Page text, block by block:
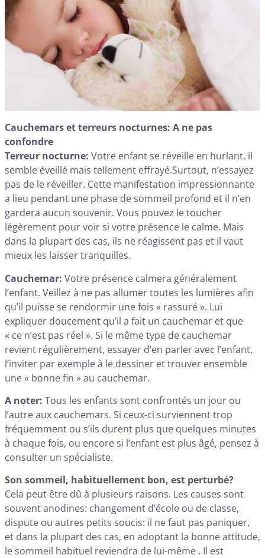
Cauchemars et terreurs nocturnes: A ne pas
confondre
Terreur nocturne: Votre enfant se réveille en hurlant, il
semble éveillé mais tellement effrayé.Surtout, n’essayez
pas de le réveiller. Cette manifestation impressionnante
a lieu pendant une phase de sommeil profond et il n’en
gardera aucun souvenir. Vous pouvez le toucher
légèrement pour voir si votre présence le calme. Mais
dans la plupart des cas, ils ne réagissent pas et il vaut
mieux les laisser tranquilles.
Cauchemar: Votre présence calmera généralement
l’enfant. Veillez à ne pas allumer toutes les lumières afin
qu’il puisse se rendormir une fois « rassuré ». Lui
expliquer doucement qu’il a fait un cauchemar et que
« ce n’est pas réel ». Si le même type de cauchemar
revient régulièrement, essayer d’en parler avec l’enfant,
l’inviter par exemple à le dessiner et trouver ensemble
une « bonne fin » au cauchemar.
A noter: Tous les enfants sont confrontés un jour ou
l’autre aux cauchemars. Si ceux-ci surviennent trop
fréquemment ou s’ils durent plus que quelques minutes
à chaque fois, ou encore si l’enfant est plus âgé, pensez à
consulter un spécialiste.
Son sommeil, habituellement bon, est perturbé?
Cela peut être dû à plusieurs raisons. Les causes sont
souvent anodines: changement d’école ou de classe,
dispute ou autres petits soucis: il ne faut pas paniquer,
et dans la plupart des cas, en adoptant la bonne attitude,
le sommeil habituel reviendra de lui-même . Il est